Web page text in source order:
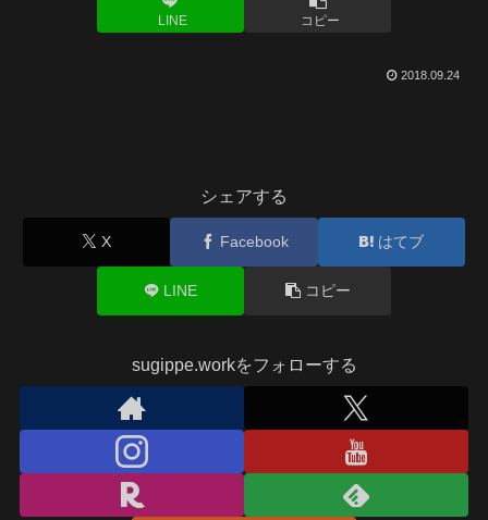
LINE コピー
2018.09.24
シェアする
X Facebook はてブ
LINE コピー
sugippe.workをフォローする